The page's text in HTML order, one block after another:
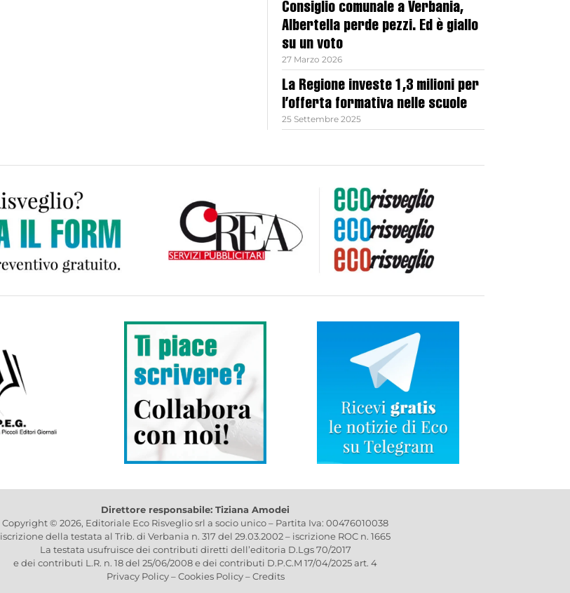
Consiglio comunale a Verbania,
Albertella perde pezzi. Ed è giallo
su un voto
27 Marzo 2026
La Regione investe 1,3 milioni per
l’offerta formativa nelle scuole
25 Settembre 2025
Direttore responsabile: Tiziana Amodei
Copyright © 2026, Editoriale Eco Risveglio srl a socio unico – Partita Iva: 00476010038
iscrizione della testata al Trib. di Verbania n. 317 del 29.03.2002 – iscrizione ROC n. 1665
La testata usufruisce dei contributi diretti dell’editoria D.Lgs 70/2017
e dei contributi L.R. n. 18 del 25/06/2008 e dei contributi D.P.C.M 17/04/2025 art. 4
Privacy Policy–Cookies Policy–Credits